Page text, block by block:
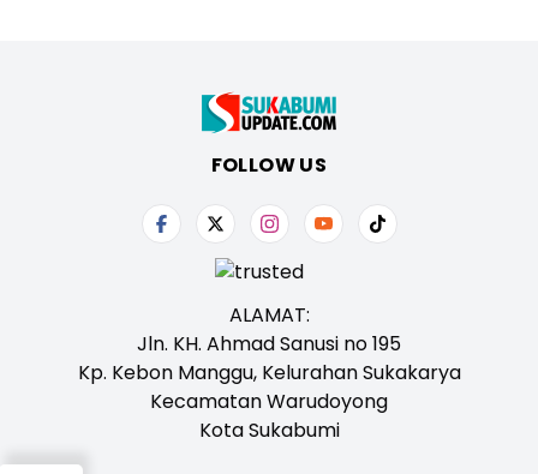
FOLLOW US
ALAMAT:
Jln. KH. Ahmad Sanusi no 195
Kp. Kebon Manggu, Kelurahan Sukakarya
Kecamatan Warudoyong
Kota Sukabumi